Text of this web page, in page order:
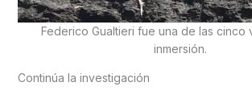
Federico Gualtieri fue una de las cinco
inmersión.
Continúa la investigación